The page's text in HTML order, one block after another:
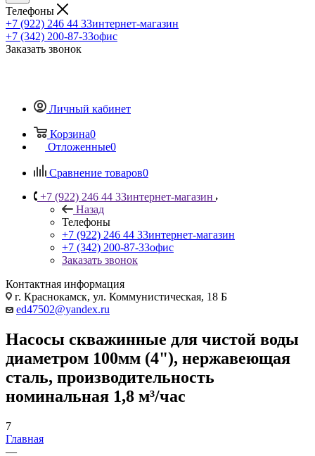
Телефоны
+7 (922) 246 44 33интернет-магазин
+7 (342) 200-87-33офис
Заказать звонок
Личный кабинет
Корзина0
Отложенные0
Сравнение товаров0
+7 (922) 246 44 33интернет-магазин
Назад
Телефоны
+7 (922) 246 44 33интернет-магазин
+7 (342) 200-87-33офис
Заказать звонок
Контактная информация
г. Краснокамск, ул. Коммунистическая, 18 Б
ed47502@yandex.ru
Насосы скважинные для чистой воды
диаметром 100мм (4"), нержавеющая
сталь, производительность
номинальная 1,8 м³/час
7
Главная
—